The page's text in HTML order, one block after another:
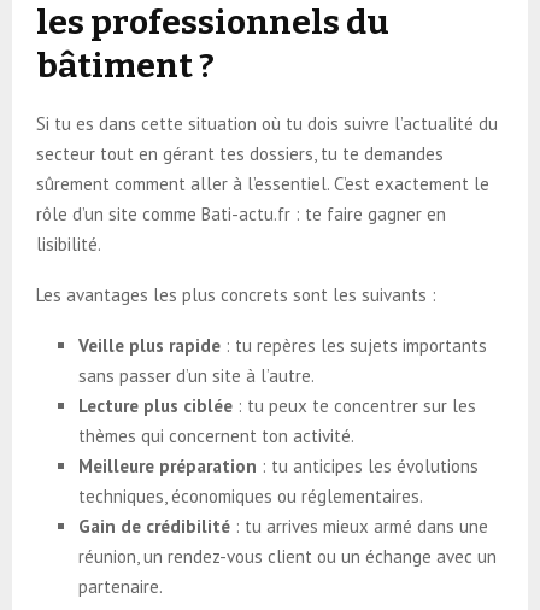
les professionnels du
bâtiment ?
Si tu es dans cette situation où tu dois suivre l’actualité du
secteur tout en gérant tes dossiers, tu te demandes
sûrement comment aller à l’essentiel. C’est exactement le
rôle d’un site comme Bati-actu.fr : te faire gagner en
lisibilité.
Les avantages les plus concrets sont les suivants :
Veille plus rapide : tu repères les sujets importants
sans passer d’un site à l’autre.
Lecture plus ciblée : tu peux te concentrer sur les
thèmes qui concernent ton activité.
Meilleure préparation : tu anticipes les évolutions
techniques, économiques ou réglementaires.
Gain de crédibilité : tu arrives mieux armé dans une
réunion, un rendez-vous client ou un échange avec un
partenaire.